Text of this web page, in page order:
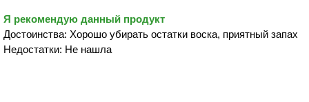
Я рекомендую данный продукт
Достоинства: Хорошо убирать остатки воска, приятный запах
Недостатки: Не нашла